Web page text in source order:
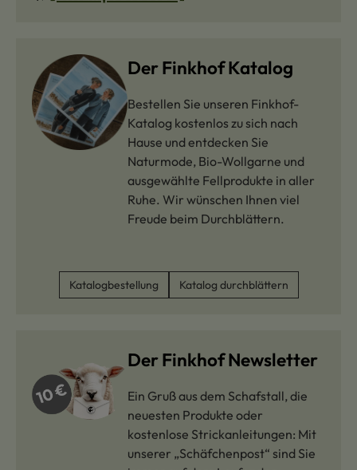
Der Finkhof Katalog
Bestellen Sie unseren Finkhof-
Katalog kostenlos zu sich nach
Hause und entdecken Sie
Naturmode, Bio-Wollgarne und
ausgewählte Fellprodukte in aller
Ruhe. Wir wünschen Ihnen viel
Freude beim Durchblättern.
Katalogbestellung Katalog durchblättern
Der Finkhof Newsletter
Ein Gruß aus dem Schafstall, die
neuesten Produkte oder
kostenlose Strickanleitungen: Mit
unserer „Schäfchenpost“ sind Sie